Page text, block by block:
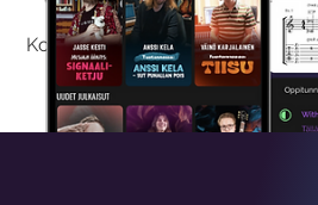
Kokeilemalla ilmaiseksi saat
viikon